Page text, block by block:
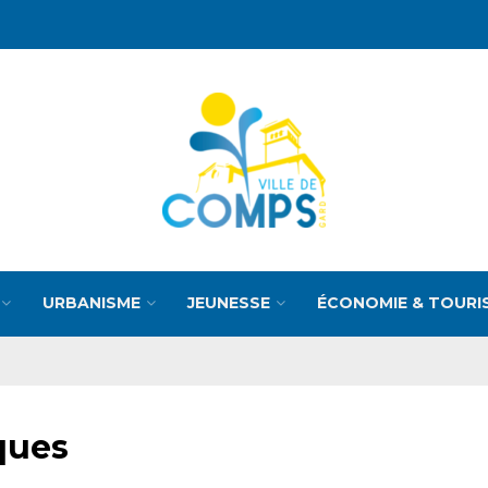
URBANISME JEUNESSE ÉCONOMIE &